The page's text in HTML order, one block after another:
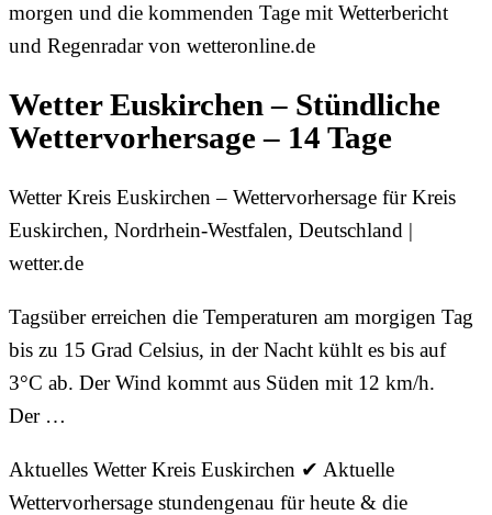
morgen und die kommenden Tage mit Wetterbericht
und Regenradar von wetteronline.de
Wetter Euskirchen – Stündliche
Wettervorhersage – 14 Tage
Wetter Kreis Euskirchen – Wettervorhersage für Kreis
Euskirchen, Nordrhein-Westfalen, Deutschland |
wetter.de
Tagsüber erreichen die Temperaturen am morgigen Tag
bis zu 15 Grad Celsius, in der Nacht kühlt es bis auf
3°C ab. Der Wind kommt aus Süden mit 12 km/h.
Der …
Aktuelles Wetter Kreis Euskirchen ✔ Aktuelle
Wettervorhersage stundengenau für heute & die